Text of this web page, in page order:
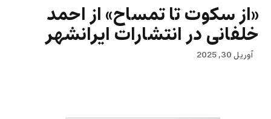
«از سکوت تا تمساح» از احمد
خلفانی در انتشارات ایرانشهر
آوریل 30, 2025